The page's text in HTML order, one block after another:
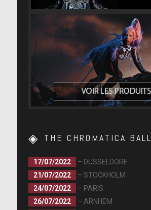
THE CHROMATICA BALL
17/07/2022
– DÜSSELDORF
21/07/2022
– STOCKHOLM
24/07/2022
– PARIS
26/07/2022
– ARNHEM